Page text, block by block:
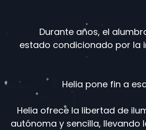
Durante años, el
estado condicionado por la
Helia pone fin a
Helia ofrece la libertad de
autónoma y sencilla, llevando